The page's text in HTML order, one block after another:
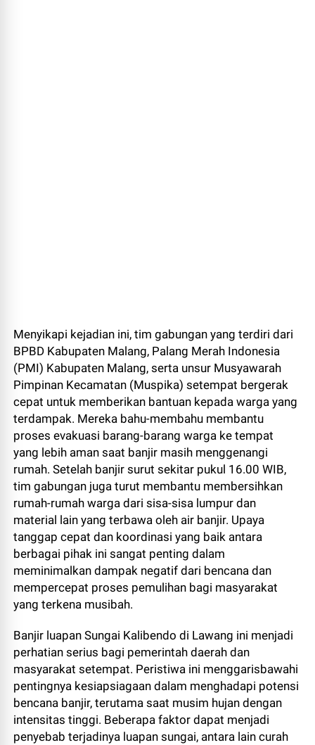
Menyikapi kejadian ini, tim gabungan yang terdiri dari
BPBD Kabupaten Malang, Palang Merah Indonesia
(PMI) Kabupaten Malang, serta unsur Musyawarah
Pimpinan Kecamatan (Muspika) setempat bergerak
cepat untuk memberikan bantuan kepada warga yang
terdampak. Mereka bahu-membahu membantu
proses evakuasi barang-barang warga ke tempat
yang lebih aman saat banjir masih menggenangi
rumah. Setelah banjir surut sekitar pukul 16.00 WIB,
tim gabungan juga turut membantu membersihkan
rumah-rumah warga dari sisa-sisa lumpur dan
material lain yang terbawa oleh air banjir. Upaya
tanggap cepat dan koordinasi yang baik antara
berbagai pihak ini sangat penting dalam
meminimalkan dampak negatif dari bencana dan
mempercepat proses pemulihan bagi masyarakat
yang terkena musibah.
Banjir luapan Sungai Kalibendo di Lawang ini menjadi
perhatian serius bagi pemerintah daerah dan
masyarakat setempat. Peristiwa ini menggarisbawahi
pentingnya kesiapsiagaan dalam menghadapi potensi
bencana banjir, terutama saat musim hujan dengan
intensitas tinggi. Beberapa faktor dapat menjadi
penyebab terjadinya luapan sungai, antara lain curah